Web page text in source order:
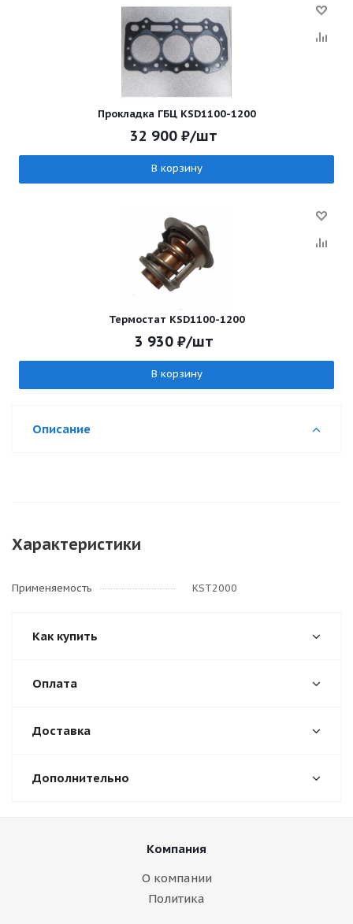
Прокладка ГБЦ KSD1100-1200
32 900 ₽/шт
В корзину
Термостат KSD1100-1200
3 930₽/шт
В корзину
Описание
Характеристики
Применяемость KST2000
Как купить
Оплата
Доставка
Дополнительно
Компания
О компании
Политика